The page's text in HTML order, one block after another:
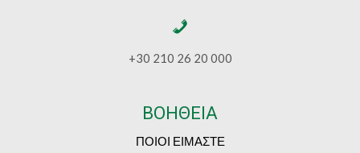
+30 210 26 20 000
ΒΟΗΘΕΙΑ
ΠΟΙΟΙ ΕΙΜΑΣΤΕ